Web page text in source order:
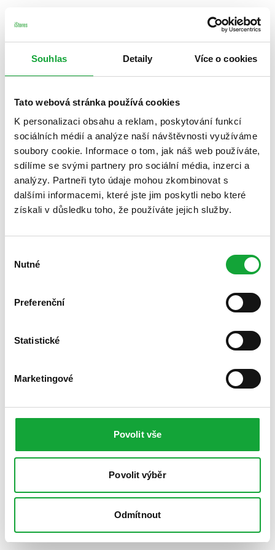
Souhlas Detaily Více o cookies
Tato webová stránka používá cookies
K personalizaci obsahu a reklam, poskytování funkcí
sociálních médií a analýze naší návštěvnosti využíváme
soubory cookie. Informace o tom, jak náš web používáte,
sdílíme se svými partnery pro sociální média, inzerci a
analýzy. Partneři tyto údaje mohou zkombinovat s
dalšími informacemi, které jste jim poskytli nebo které
získali v důsledku toho, že používáte jejich služby.
souhlasu
Nutné
Preferenční
Statistické
Marketingové
Povolit vše
Povolit výběr
Odmítnout